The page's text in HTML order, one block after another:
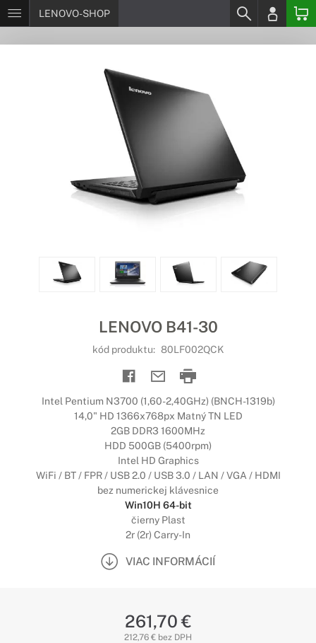
LENOVO-SHOP
LENOVO B41-30
kód produktu: 80LF002QCK
Intel Pentium N3700 (1,60-2,40GHz) (BNCH-1319b)
14,0" HD 1366x768px Matný TN LED
2GB DDR3 1600MHz
HDD 500GB (5400rpm)
Intel HD Graphics
WiFi / BT / FPR / USB 2.0 / USB 3.0 / LAN / VGA / HDMI
bez numerickej klávesnice
Win10H 64-bit
čierny Plast
2r (2r) Carry-In
VIAC INFORMÁCIÍ
261,70 €
212,76 € bez DPH